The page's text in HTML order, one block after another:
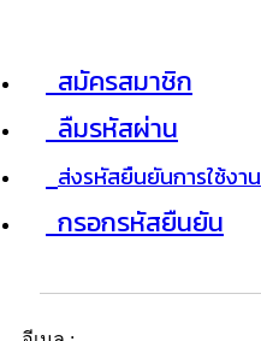
สมัครสมาชิก
ลืมรหัสผ่าน
ส่งรหัสยืนยันการใช้งาน
กรอกรหัสยืนยัน